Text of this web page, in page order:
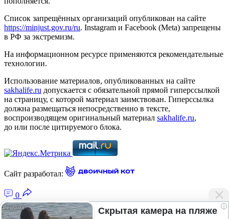
Список запрещённых организаций опубликован на сайте
https://minjust.gov.ru/ru. Instagram и Facebook (Metа) запрещены
в РФ за экстремизм.
На информационном ресурсе применяются рекомендательные
технологии.
Использование материалов, опубликованных на сайте
sakhalife.ru допускается с обязательной прямой гиперссылкой
на страницу, с которой материал заимствован. Гиперссылка
должна размещаться непосредственно в тексте,
воспроизводящем оригинальный материал sakhalife.ru,
до или после цитируемого блока.
Сайт разработал:
0
i
Скрытая камера на пляже